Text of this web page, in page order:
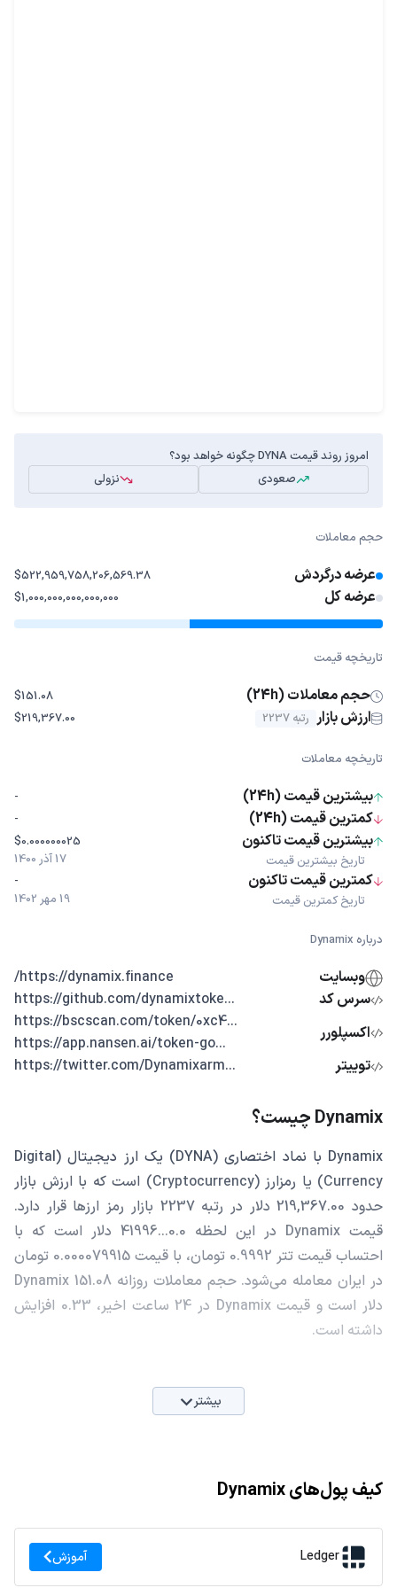
امروز روند قیمت DYNA چگونه خواهد بود؟
صعودی
نزولی
حجم معاملات
عرضه درگردش $522,959,758,206,569.38
عرضه کل $1,000,000,000,000,000
تاریخچه قیمت
حجم معاملات (24h) $151.08
ارزش بازار رتبه 2237 $219,367.00
تاریخچه معاملات
بیشترین قیمت (24h) -
کمترین قیمت (24h) -
بیشترین قیمت تاکنون
تاریخ بیشترین قیمت
$0.000000025
17 آذر 1400
کمترین قیمت تاکنون
تاریخ کمترین قیمت
-
19 مهر 1402
درباره Dynamix
وبسایت
https://dynamix.finance/
سرس کد
...https://github.com/dynamixtoke
اکسپلورر
...https://bscscan.com/token/0xc4
...https://app.nansen.ai/token-go
توییتر
...https://twitter.com/Dynamixarm
Dynamix چیست؟
Dynamix با نماد اختصاری (DYNA) یک ارز دیجیتال (Digital
Currency) یا رمزارز (Cryptocurrency) است که با ارزش بازار
حدود 219,367.00 دلار در رتبه 2237 بازار رمز ارزها قرار دارد.
قیمت Dynamix در این لحظه 0.0...41996 دلار است که با
احتساب قیمت تتر 0.9992 تومان، با قیمت 0.000079915 تومان
در ایران معامله می‌شود. حجم معاملات روزانه Dynamix 151.08
دلار است و قیمت Dynamix در 24 ساعت اخیر، 0.33 افزایش
داشته است.
بیشتر
کیف پول‌های Dynamix
Ledger آموزش